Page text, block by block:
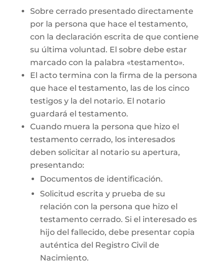
Sobre cerrado presentado directamente
por la persona que hace el testamento,
con la declaración escrita de que contiene
su última voluntad. El sobre debe estar
marcado con la palabra «testamento».
El acto termina con la firma de la persona
que hace el testamento, las de los cinco
testigos y la del notario. El notario
guardará el testamento.
Cuando muera la persona que hizo el
testamento cerrado, los interesados
deben solicitar al notario su apertura,
presentando:
Documentos de identificación.
Solicitud escrita y prueba de su
relación con la persona que hizo el
testamento cerrado. Si el interesado es
hijo del fallecido, debe presentar copia
auténtica del Registro Civil de
Nacimiento.